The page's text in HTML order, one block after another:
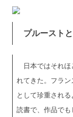
プルースト
日本ではそれ
れてきた。フラ
として珍重され
読書で、作品でも